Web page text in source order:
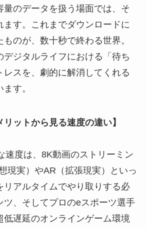
量のデータを扱う場面では、そ
ます。これまでダウンロードに
のが、数十秒で終わる世界。
デジタルライフにおける「待ち
レスを、劇的に解消してくれる
す。
リットから見る速度の違い】
速度は、8K動画のストリーミン
現実）やAR（拡張現実）といっ
リアルタイムでやり取りする必
ツ、そしてプロのeスポーツ選手
低遅延のオンラインゲーム環境